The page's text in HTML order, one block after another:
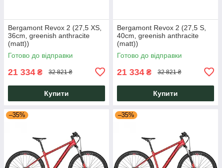
Bergamont Revox 2 (27,5 XS,
36cm, greenish anthracite
(matt))
Готово до відправки
21 334 ₴ 32 821 ₴
Купити
Bergamont Revox 2 (27,5 S,
40cm, greenish anthracite
(matt))
Готово до відправки
21 334 ₴ 32 821 ₴
Купити
–35% –35%